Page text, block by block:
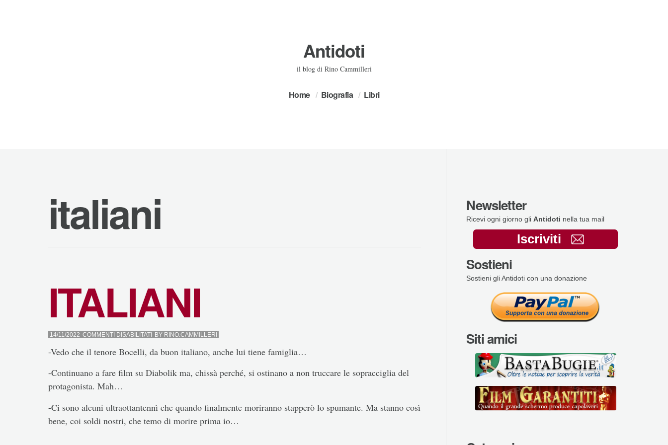
Antidoti
il blog di Rino Cammilleri
Home Biografia Libri
italiani
ITALIANI
14/11/2022 COMMENTI DISABILITATISUBY RINO.CAMMILLERI
-Vedo che il tenore Bocelli, da buon italiano, anche lui tiene famiglia…
-Continuano a fare film su Diabolik ma, chissà perché, si ostinano a non truccare le sopracciglia del
protagonista. Mah…
-Ci sono alcuni ultraottantennì che quando finalmente moriranno stapperò lo spumante. Ma stanno così
bene, coi soldi nostri, che temo di morire prima io…
Newsletter
Ricevi ogni giorno gli Antidoti nella tua mail
Iscriviti
Sostieni
Sostieni gli Antidoti con una donazione
Siti amici